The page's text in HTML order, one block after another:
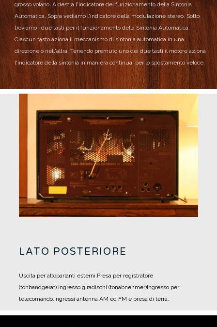
grosso volano. A destra l'indicatore del funzionamento della Sintonia
Automatica. Sopra vediamo l'indicatore della modulazione stereo. Sotto
troviamo i due tasti per il funzionamento della Sintonia Automatica.
Ciascun tasto aziona il meccanismo di sintonia automatica in una
direzione o nell'altra. Tenendo premuto uno dei due tasti il motore aziona
l'indicatore della sintonia in maniera continua, per lo spostamento veloce.
LATO POSTERIORE
Uscita per altoparlanti esterni.Presa per registratore
(tonbandgerat).Ingresso giradischi (tonabnehmer)Ingresso per
telecomando.Ingressi antenna AM ed FM e presa di terra.